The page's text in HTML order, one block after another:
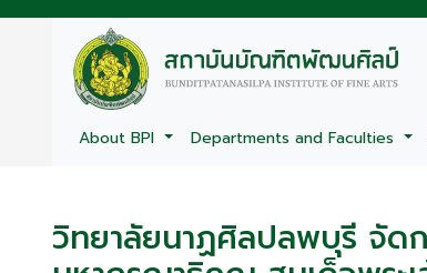
About BPI Departments and Faculties
วิทยาลัยนาฏศิลปลพบุรี จัด